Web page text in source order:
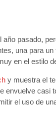
pasado,
una para
en el estilo
y muestra el
envuelve casi
el uso de